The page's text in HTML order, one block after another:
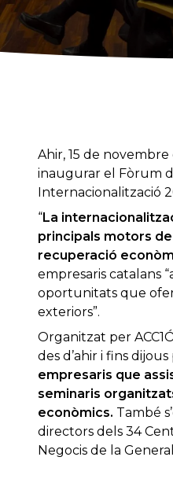
Ahir, 15 de novembre
inaugurar el Fòrum
Internacionalització
“La
principals motors
recuperació
empresaris catalans
oportunitats que
exteriors”.
Organitzat per
des d’ahir i fins
empresaris que
seminaris
econòmics. També
directors dels 34
Negocis de la